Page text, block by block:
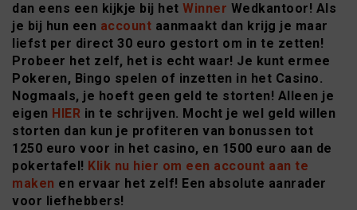
dan eens een kijkje bij het Winner Wedkantoor! Als
je bij hun een account aanmaakt dan krijg je maar
liefst per direct 30 euro gestort om in te zetten!
Probeer het zelf, het is echt waar! Je kunt ermee
Pokeren, Bingo spelen of inzetten in het Casino.
Nogmaals, je hoeft geen geld te storten! Alleen je
eigen HIER in te schrijven. Mocht je wel geld willen
storten dan kun je profiteren van bonussen tot
1250 euro voor in het casino, en 1500 euro aan de
pokertafel! Klik nu hier om een account aan te
maken en ervaar het zelf! Een absolute aanrader
voor liefhebbers!